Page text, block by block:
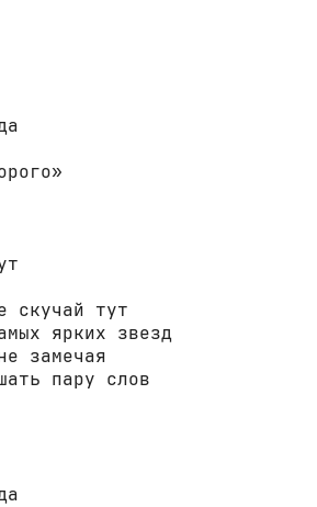
скучай тут
ярких звезд
замечая
пару слов